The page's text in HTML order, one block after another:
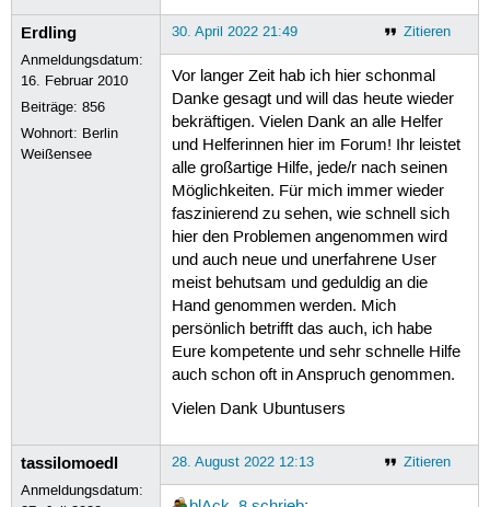
Erdling
Anmeldungsdatum:
16. Februar 2010
Beiträge:856
Wohnort: Berlin
Weißensee
Zitieren
30. April 2022 21:49
Vor langer Zeit hab ich hier schonmal
Danke gesagt und will das heute wieder
bekräftigen. Vielen Dank an alle Helfer
und Helferinnen hier im Forum! Ihr leistet
alle großartige Hilfe, jede/r nach seinen
Möglichkeiten. Für mich immer wieder
faszinierend zu sehen, wie schnell sich
hier den Problemen angenommen wird
und auch neue und unerfahrene User
meist behutsam und geduldig an die
Hand genommen werden. Mich
persönlich betrifft das auch, ich habe
Eure kompetente und sehr schnelle Hilfe
auch schon oft in Anspruch genommen.
Vielen Dank Ubuntusers
tassilomoedl
Anmeldungsdatum:
Zitieren
28. August 2022 12:13